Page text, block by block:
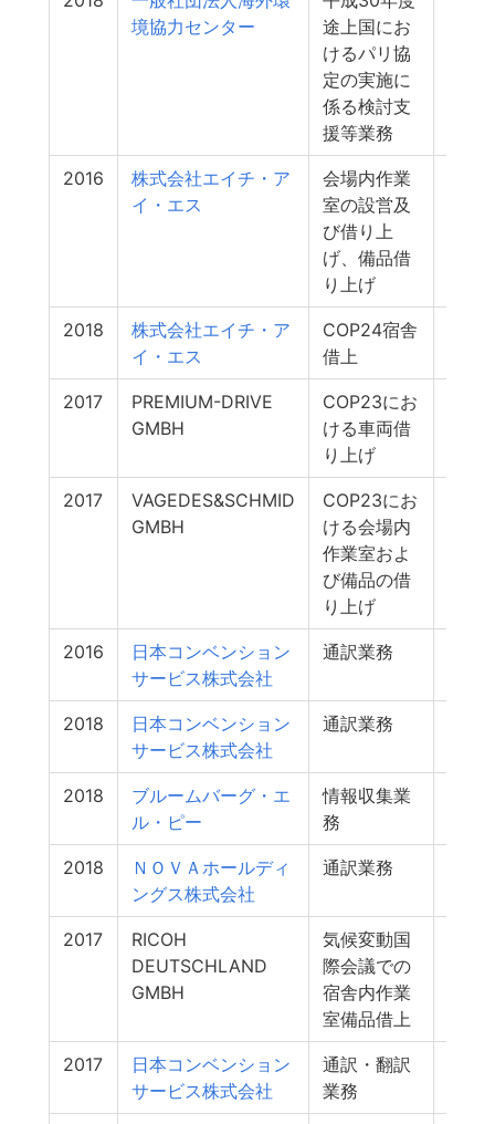
境協力センター
途上国にお
けるパリ協
定の実施に
係る検討支
援等業務
2016
株式会社エイチ・ア
イ・エス
会場内作業
室の設営及
び借り上
げ、備品借
り上げ
2018
株式会社エイチ・ア
イ・エス
COP24宿舎
借上
2017
PREMIUM-DRIVE
GMBH
COP23にお
ける車両借
り上げ
2017
VAGEDES&SCHMID
GMBH
COP23にお
ける会場内
作業室およ
び備品の借
り上げ
2016
日本コンベンション
サービス株式会社
通訳業務
2018
日本コンベンション
サービス株式会社
通訳業務
2018
ブルームバーグ・エ
ル・ピー
情報収集業
務
2018
ＮＯＶＡホールディ
ングス株式会社
通訳業務
2017
RICOH
DEUTSCHLAND
GMBH
気候変動国
際会議での
宿舎内作業
室備品借上
2017
日本コンベンション
サービス株式会社
通訳・翻訳
業務